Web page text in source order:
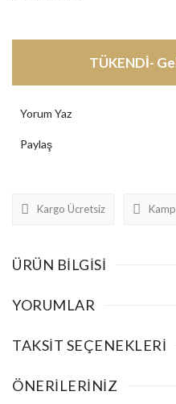
TÜKENDİ-
Yorum Yaz
Paylaş
Kargo Ücretsiz
ÜRÜN BILGISI
YORUMLAR
TAKSIT SEÇENEKLERI
ÖNERILERINIZ